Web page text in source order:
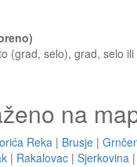
(grad, selo), grad, selo
na
Reka | Brusje |
| Rakalovac | Sjerkovina |